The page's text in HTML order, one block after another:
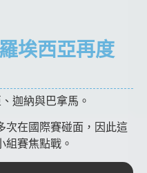
埃西亞再度
迦納與巴拿馬。
次在國際賽碰面，因此這
組賽焦點戰。